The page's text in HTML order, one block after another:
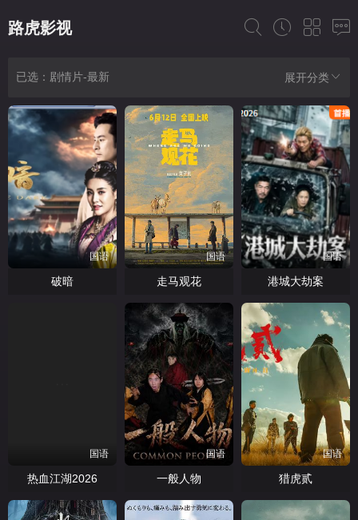
路虎影视
展开分类
已选：剧情片-最新
国语
破暗
国语
走马观花
国语
港城大劫案
国语
热血江湖2026
国语
一般人物
国语
猎虎贰